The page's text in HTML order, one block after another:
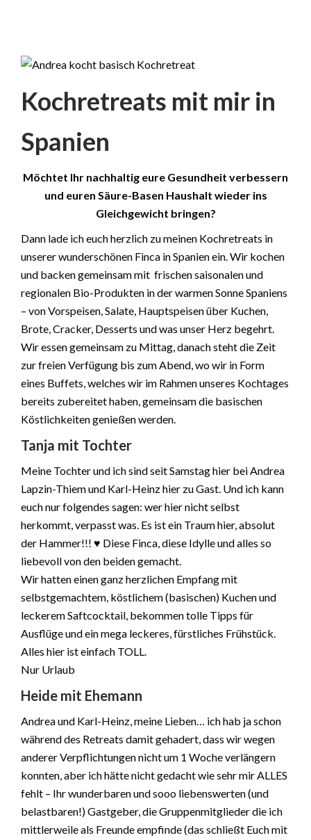
Kochretreats mit mir in
Spanien
Möchtet Ihr nachhaltig eure Gesundheit verbessern
und euren Säure-Basen Haushalt wieder ins
Gleichgewicht bringen?
Dann lade ich euch herzlich zu meinen Kochretreats in
unserer wunderschönen Finca in Spanien ein. Wir kochen
und backen gemeinsam mit frischen saisonalen und
regionalen Bio-Produkten in der warmen Sonne Spaniens
– von Vorspeisen, Salate, Hauptspeisen über Kuchen,
Brote, Cracker, Desserts und was unser Herz begehrt.
Wir essen gemeinsam zu Mittag, danach steht die Zeit
zur freien Verfügung bis zum Abend, wo wir in Form
eines Buffets, welches wir im Rahmen unseres Kochtages
bereits zubereitet haben, gemeinsam die basischen
Köstlichkeiten genießen werden.
Tanja mit Tochter
Meine Tochter und ich sind seit Samstag hier bei Andrea
Lapzin-Thiem und Karl-Heinz hier zu Gast. Und ich kann
euch nur folgendes sagen: wer hier nicht selbst
herkommt, verpasst was. Es ist ein Traum hier, absolut
der Hammer!!! ♥️ Diese Finca, diese Idylle und alles so
liebevoll von den beiden gemacht.
Wir hatten einen ganz herzlichen Empfang mit
selbstgemachtem, köstlichem (basischen) Kuchen und
leckerem Saftcocktail, bekommen tolle Tipps für
Ausflüge und ein mega leckeres, fürstliches Frühstück.
Alles hier ist einfach TOLL.
Nur Urlaub
Heide mit Ehemann
Andrea und Karl-Heinz, meine Lieben… ich hab ja schon
während des Retreats damit gehadert, dass wir wegen
anderer Verpflichtungen nicht um 1 Woche verlängern
konnten, aber ich hätte nicht gedacht wie sehr mir ALLES
fehlt – Ihr wunderbaren und sooo liebenswerten (und
belastbaren!) Gastgeber, die Gruppenmitglieder die ich
mittlerweile als Freunde empfinde (das schließt Euch mit